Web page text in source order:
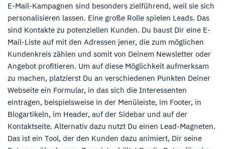
E-Mail-Kampagnen sind besonders zielführend, weil sie sich
personalisieren lassen. Eine große Rolle spielen Leads. Das
sind Kontakte zu potenziellen Kunden. Du baust Dir eine E-
Mail-Liste auf mit den Adressen jener, die zum möglichen
Kundenkreis zählen und somit von Deinem Newsletter oder
Angebot profitieren. Um auf diese Möglichkeit aufmerksam
zu machen, platzierst Du an verschiedenen Punkten Deiner
Webseite ein Formular, in das sich die Interessenten
eintragen, beispielsweise in der Menüleiste, im Footer, in
Blogartikeln, im Header, auf der Sidebar und auf der
Kontaktseite. Alternativ dazu nutzt Du einen Lead-Magneten.
Das ist ein Tool, der den Kunden dazu animiert, Dir seine